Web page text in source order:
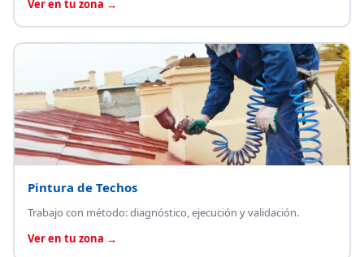
Ver en tu zona →
Pintura de Techos
Trabajo con método: diagnóstico, ejecución y validación.
Ver en tu zona →